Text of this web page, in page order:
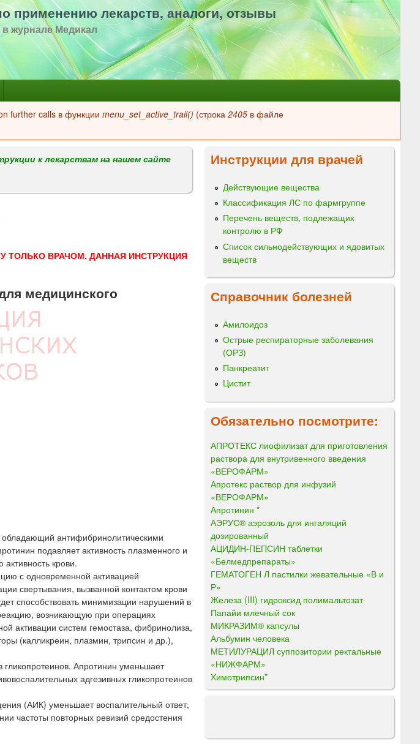
применению лекарств, аналоги, отзывы
в журнале Медикал
further calls в функции menu_set_active_trail() (строка 2405 в файле
к лекарствам на нашем сайте
ТОЛЬКО ВРАЧОМ. ДАННАЯ ИНСТРУКЦИЯ
медицинского
обладающий антифибринолитическими
подавляет активность плазменного и
крови.
с одновременной активацией
свертывания, вызванной контактом крови
способствовать минимизации нарушений в
возникающую при операциях
активации систем гемостаза, фибринолиза,
(калликреин, плазмин, трипсин и др.),
Апротинин уменьшает
адгезивных гликопротеинов
(АИК) уменьшает воспалительный ответ,
частоты повторных ревизий средостения
Инструкции для врачей
Действующие вещества
Классификация ЛС по фармгруппе
Перечень веществ, подлежащих
контролю в РФ
Список сильнодействующих и ядовитых
веществ
Справочник болезней
Амилоидоз
Острые респираторные заболевания
(ОРЗ)
Панкреатит
Цистит
Обязательно посмотрите:
АПРОТЕКС лиофилизат для приготовления
раствора для внутривенного введения
«ВЕРОФАРМ»
Апротекс раствор для инфузий
«ВЕРОФАРМ»
Апротинин *
АЭРУС® аэрозоль для ингаляций
дозированный
АЦИДИН-ПЕПСИН таблетки
«Белмедпрепараты»
ГЕМАТОГЕН Л пастилки жевательные «В и
Р»
Железа (III) гидроксид полимальтозат
Папайи млечный сок
МИКРАЗИМ® капсулы
Альбумин человека
МЕТИЛУРАЦИЛ суппозитории ректальные
«НИЖФАРМ»
Химотрипсин*